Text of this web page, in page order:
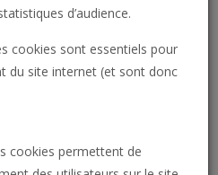
d’audience.
cookies sont essentiels pour
du site internet (et sont donc
cookies permettent de